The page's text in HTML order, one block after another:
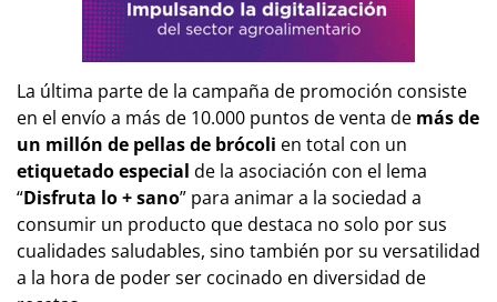
La última parte de la campaña de promoción consiste
en el envío a más de 10.000 puntos de venta de más de
un millón de pellas de brócoli en total con un
etiquetado especial de la asociación con el lema
“Disfruta lo + sano” para animar a la sociedad a
consumir un producto que destaca no solo por sus
cualidades saludables, sino también por su versatilidad
a la hora de poder ser cocinado en diversidad de